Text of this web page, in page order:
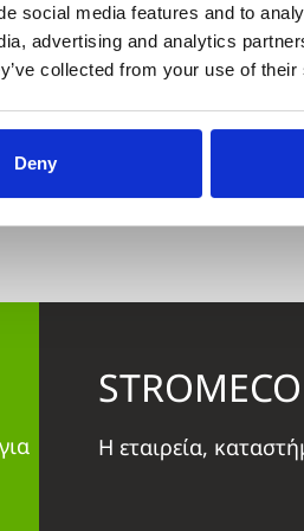
social media features and to
advertising and analytics
collected from your use of
Deny
€
ΚΩΔΙΚΟΣ: SK-ST-02
ΑΓΟΡΑ
STROMECO
Η εταιρεία,